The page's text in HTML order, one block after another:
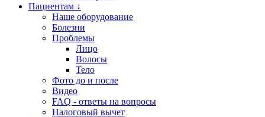
Пациентам ↓
Наше оборудование
Болезни
Проблемы
Лицо
Волосы
Тело
Фото до и после
Видео
FAQ - ответы на вопросы
Налоговый вычет